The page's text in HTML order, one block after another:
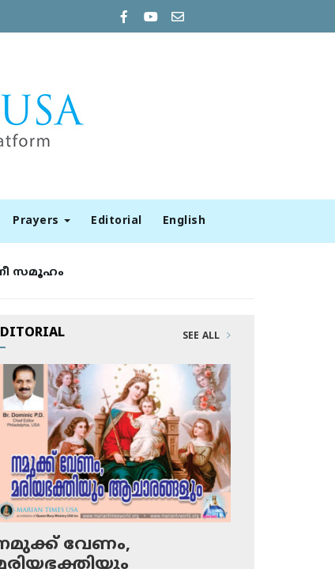
Prayers Editorial English
സ​മൂ​ഹം
SEE ALL
വേണം,